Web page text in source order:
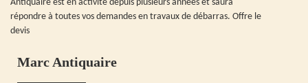
Antiquaire est en activité depuis plusieurs années et saura
répondre à toutes vos demandes en travaux de débarras. Offre le
devis
Marc Antiquaire